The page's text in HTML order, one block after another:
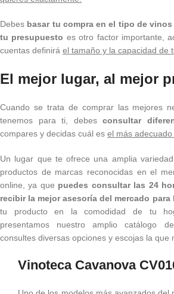
Debes basar tu compra en el tipo de
tu presupuesto es otro factor importante,
cuentas definirá el tamaño y la capacidad de
El mejor lugar, al mejor
Cuando se trata de comprar las mejores
tenemos para ti, debes consultar
compares y decidas cuál es el más
Un lugar que te ofrece una amplia
productos de marcas reconocidas en el
online, ya que puedes consultar las 24
recibir la mejor asesoría del mercado para
tu producto en la comodidad de tu
presentamos nuestro amplio catálogo
consultes diversas opciones y escojas la que
Vinoteca Cavanova